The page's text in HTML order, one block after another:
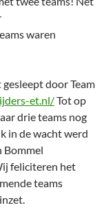
waren
door Team
et.nl/Tot op
drie teams nog
in de wacht werd
Bommel
feliciteren het
teams